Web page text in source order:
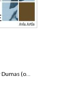
Aleksander Dumas (ojciec)